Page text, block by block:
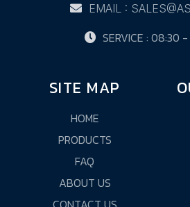
EMAIL :
SERVICE : 08:30 -
SITE MAP
HOME
PRODUCTS
FAQ
ABOUT US